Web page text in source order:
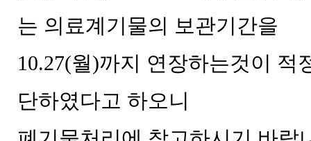
는 의료계기물의 보관기간을
10.27(월)까지 연장하는것이 적
단하였다고 하오니